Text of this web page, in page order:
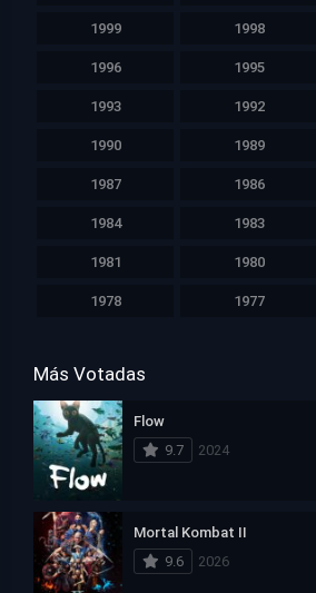
1999 1998
1996 1995
1993 1992
1990 1989
1987 1986
1984 1983
1981 1980
1978 1977
Más Votadas
Flow
9.7
2024
Mortal Kombat II
9.6
2026